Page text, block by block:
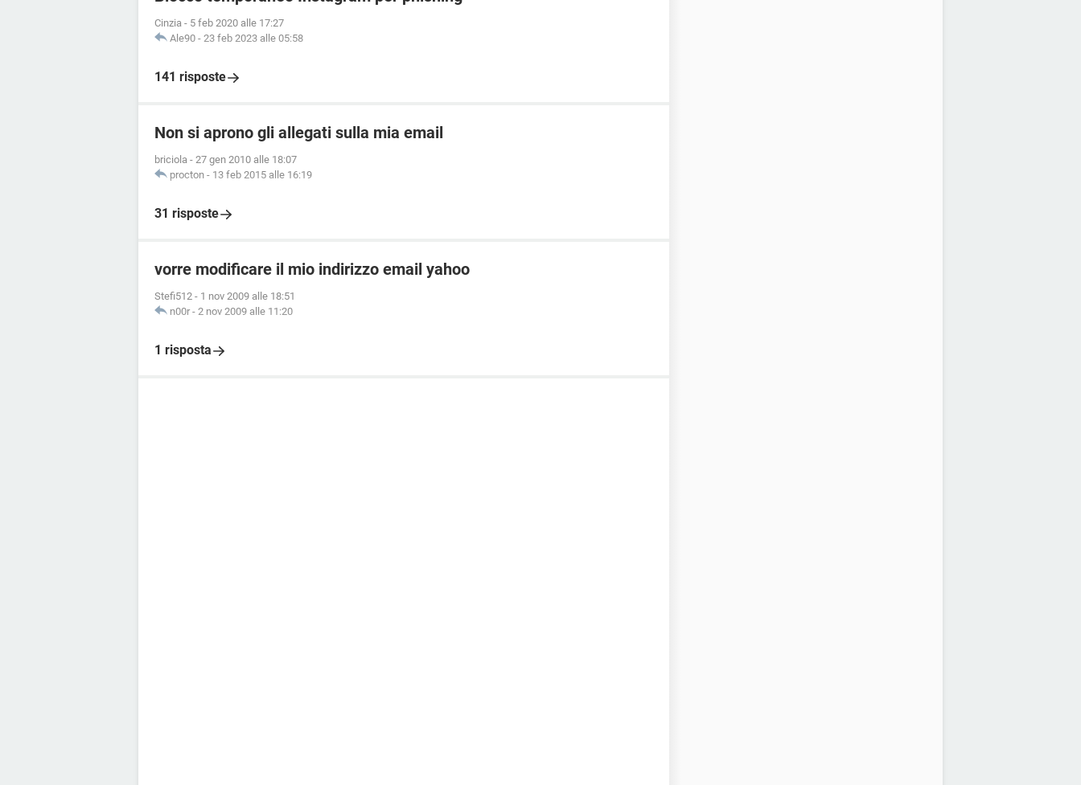
Cinzia - 5 feb 2020 alle 17:27
Ale90 - 23 feb 2023 alle 05:58
141 risposte
Non si aprono gli allegati sulla mia email
briciola - 27 gen 2010 alle 18:07
procton - 13 feb 2015 alle 16:19
31 risposte
vorre modificare il mio indirizzo email yahoo
Stefi512 - 1 nov 2009 alle 18:51
n00r - 2 nov 2009 alle 11:20
1 risposta